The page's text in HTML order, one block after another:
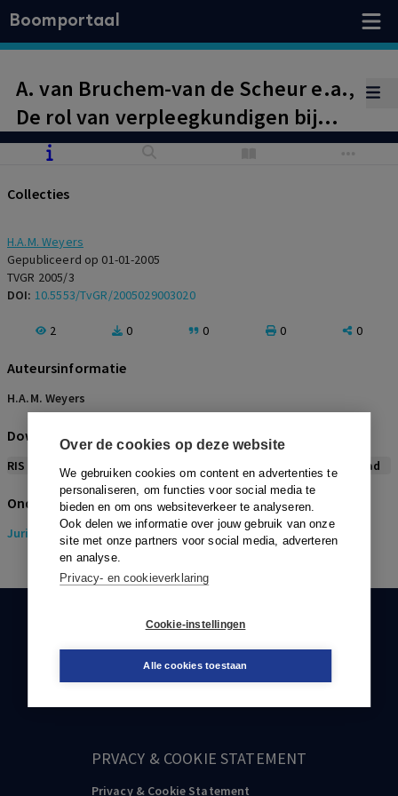
Over de cookies op deze website
We gebruiken cookies om content en advertenties te
personaliseren, om functies voor social media te
bieden en om ons websiteverkeer te analyseren.
Ook delen we informatie over jouw gebruik van onze
site met onze partners voor social media, adverteren
en analyse.
Privacy- en cookieverklaring
Cookie-instellingen
Alle cookies toestaan
Boomportaal
A. van Bruchem-van de Scheur e.a.,
De rol van verpleegkundigen bij
medische beslissingen rond het
landelijk onderzoek naar
Utrecht: Uitgeverij De Tijdstroom
2004, 304 p.
Collecties
H.A.M. Weyers
Gepubliceerd op 01-01-2005
TVGR 2005/3
DOI: 10.5553/TvGR/2005029003020
2 0 0 0 0
Auteursinformatie
H.A.M. Weyers
Download citeerwijze bij dit artikel
RIS BibTex APA Vancouver Leidraad
Onderwerpen
Juridisch > Gezondheidsrecht
KLANTENSERVICE
088-0301000
PRVACY & COOKIE STATEMENT
Privacy & Cookie Statement